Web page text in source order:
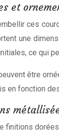
et
ces
une
ce qui
être
en fonction
finitions